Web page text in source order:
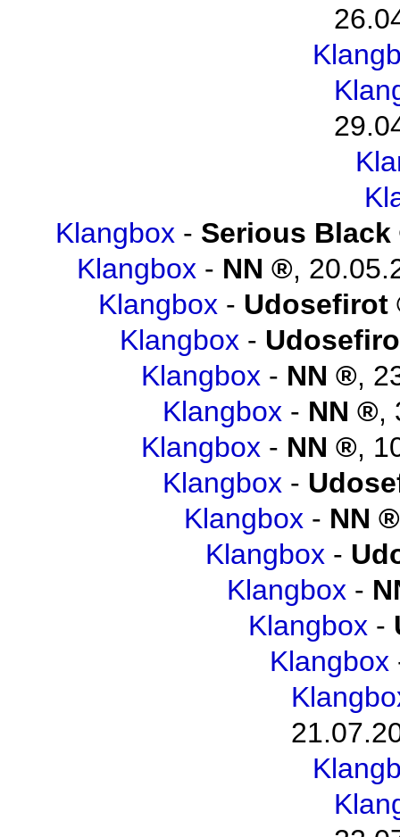
Klangbox - Serious Black
Klangbox - NN ,
Klangbox - Udosefirot
Klangbox -
Klangbox - NN ,
Klangbox - NN ,
Klangbox - NN ,
Klangbox -
Klangbox - NN
Klangbox -
Klangbox -
Klangbox -
Klangbox